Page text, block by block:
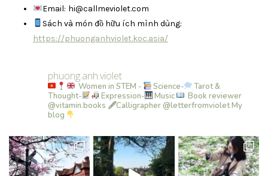
Email: hi@callmeviolet.com
Sách và món đồ hữu ích mình dùng:
https://phuonganhviolet.koc.asia/
phuong.anh.violet
Women in STEM - Science-
Tarot &
Thought-
Expression- Music
Book reviewer
@vitamin.books 🖋Calligrapher @letterfromvioletMy
blog